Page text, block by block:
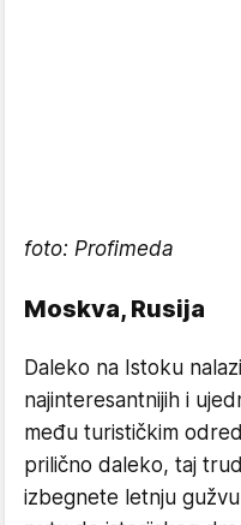
foto: Profimeda
Moskva, Rusija
Daleko na Istoku
najinteresantnijih i
među turističkim
prilično daleko, taj
izbegnete letnju